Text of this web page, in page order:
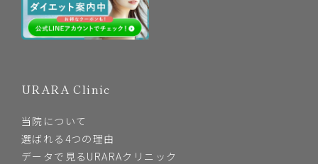
URARA Clinic
当院について
選ばれる4つの理由
データで見るURARAクリニック